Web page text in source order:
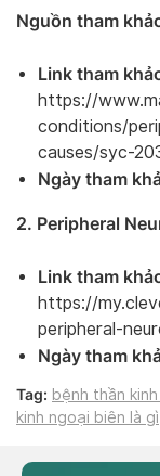
Nguồn tham
Link tham
https://
conditions/
causes/syc-
Ngày tham
2. Peripheral
Link tham
https://
peripheral-
Ngày tham
Tag: bệnh thần
kinh ngoại biên là gì